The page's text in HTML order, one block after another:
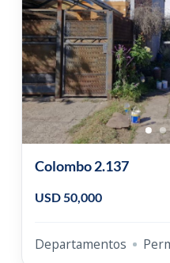
Colombo 2.137
USD 50,000
Departamentos